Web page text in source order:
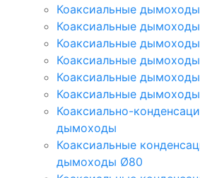
Коаксиальные дымоходы
Коаксиальные
Коаксиальные
Коаксиальные
Коаксиальные
Коаксиальные
Коаксиально-
дымоходы
Коаксиальные
дымоходы Ø80